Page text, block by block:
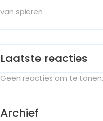
van spieren
Laatste reacties
Geen reacties om te tonen.
Archief